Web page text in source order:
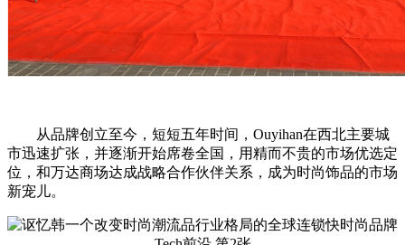
从品牌创立至今，短短五年时间，Ouyihan在西北主要城
市迅速扩张，并逐渐开始席卷全国，用精而不贵的市场优选定
位，和万达商场达成战略合作伙伴关系，成为时尚饰品的市场
新宠儿。